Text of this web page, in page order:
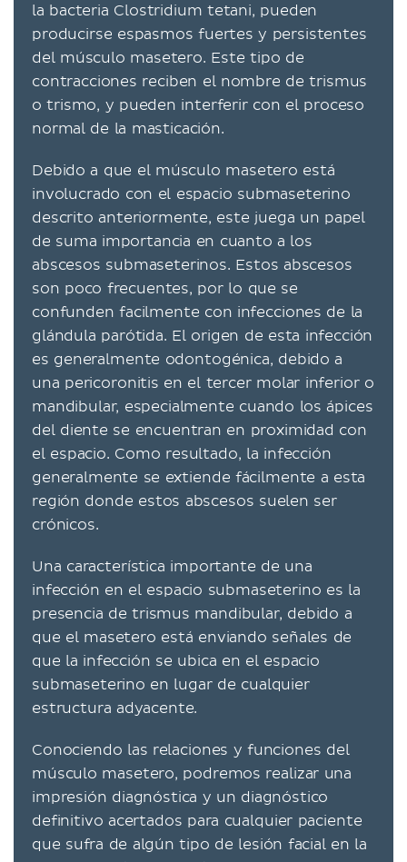
la bacteria Clostridium tetani, pueden
producirse espasmos fuertes y persistentes
del músculo masetero. Este tipo de
contracciones reciben el nombre de trismus
o trismo, y pueden interferir con el proceso
normal de la masticación.
Debido a que el músculo masetero está
involucrado con el espacio submaseterino
descrito anteriormente, este juega un papel
de suma importancia en cuanto a los
abscesos submaseterinos. Estos abscesos
son poco frecuentes, por lo que se
confunden facilmente con infecciones de la
glándula parótida. El origen de esta infección
es generalmente odontogénica, debido a
una pericoronitis en el tercer molar inferior o
mandibular, especialmente cuando los ápices
del diente se encuentran en proximidad con
el espacio. Como resultado, la infección
generalmente se extiende fácilmente a esta
región donde estos abscesos suelen ser
crónicos.
Una característica importante de una
infección en el espacio submaseterino es la
presencia de trismus mandibular, debido a
que el masetero está enviando señales de
que la infección se ubica en el espacio
submaseterino en lugar de cualquier
estructura adyacente.
Conociendo las relaciones y funciones del
músculo masetero, podremos realizar una
impresión diagnóstica y un diagnóstico
definitivo acertados para cualquier paciente
que sufra de algún tipo de lesión facial en la